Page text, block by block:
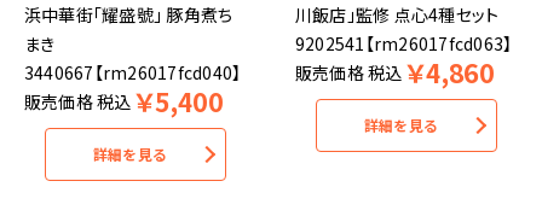
浜中華街「耀盛號」 豚角煮ち
まき
3440667【rm26017fcd040】
販売価格税込 ￥5,400
詳細を見る
川飯店」監修 点心4種セット
9202541【rm26017fcd063】
販売価格税込 ￥4,860
詳細を見る